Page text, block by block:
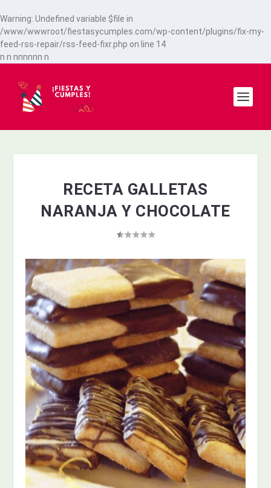
Warning: Undefined variable $file in
/www/wwwroot/fiestasycumples.com/wp-content/plugins/fix-my-
feed-rss-repair/rss-feed-fixr.php on line 14
n n nnnnnn n
RECETA GALLETAS
NARANJA Y CHOCOLATE